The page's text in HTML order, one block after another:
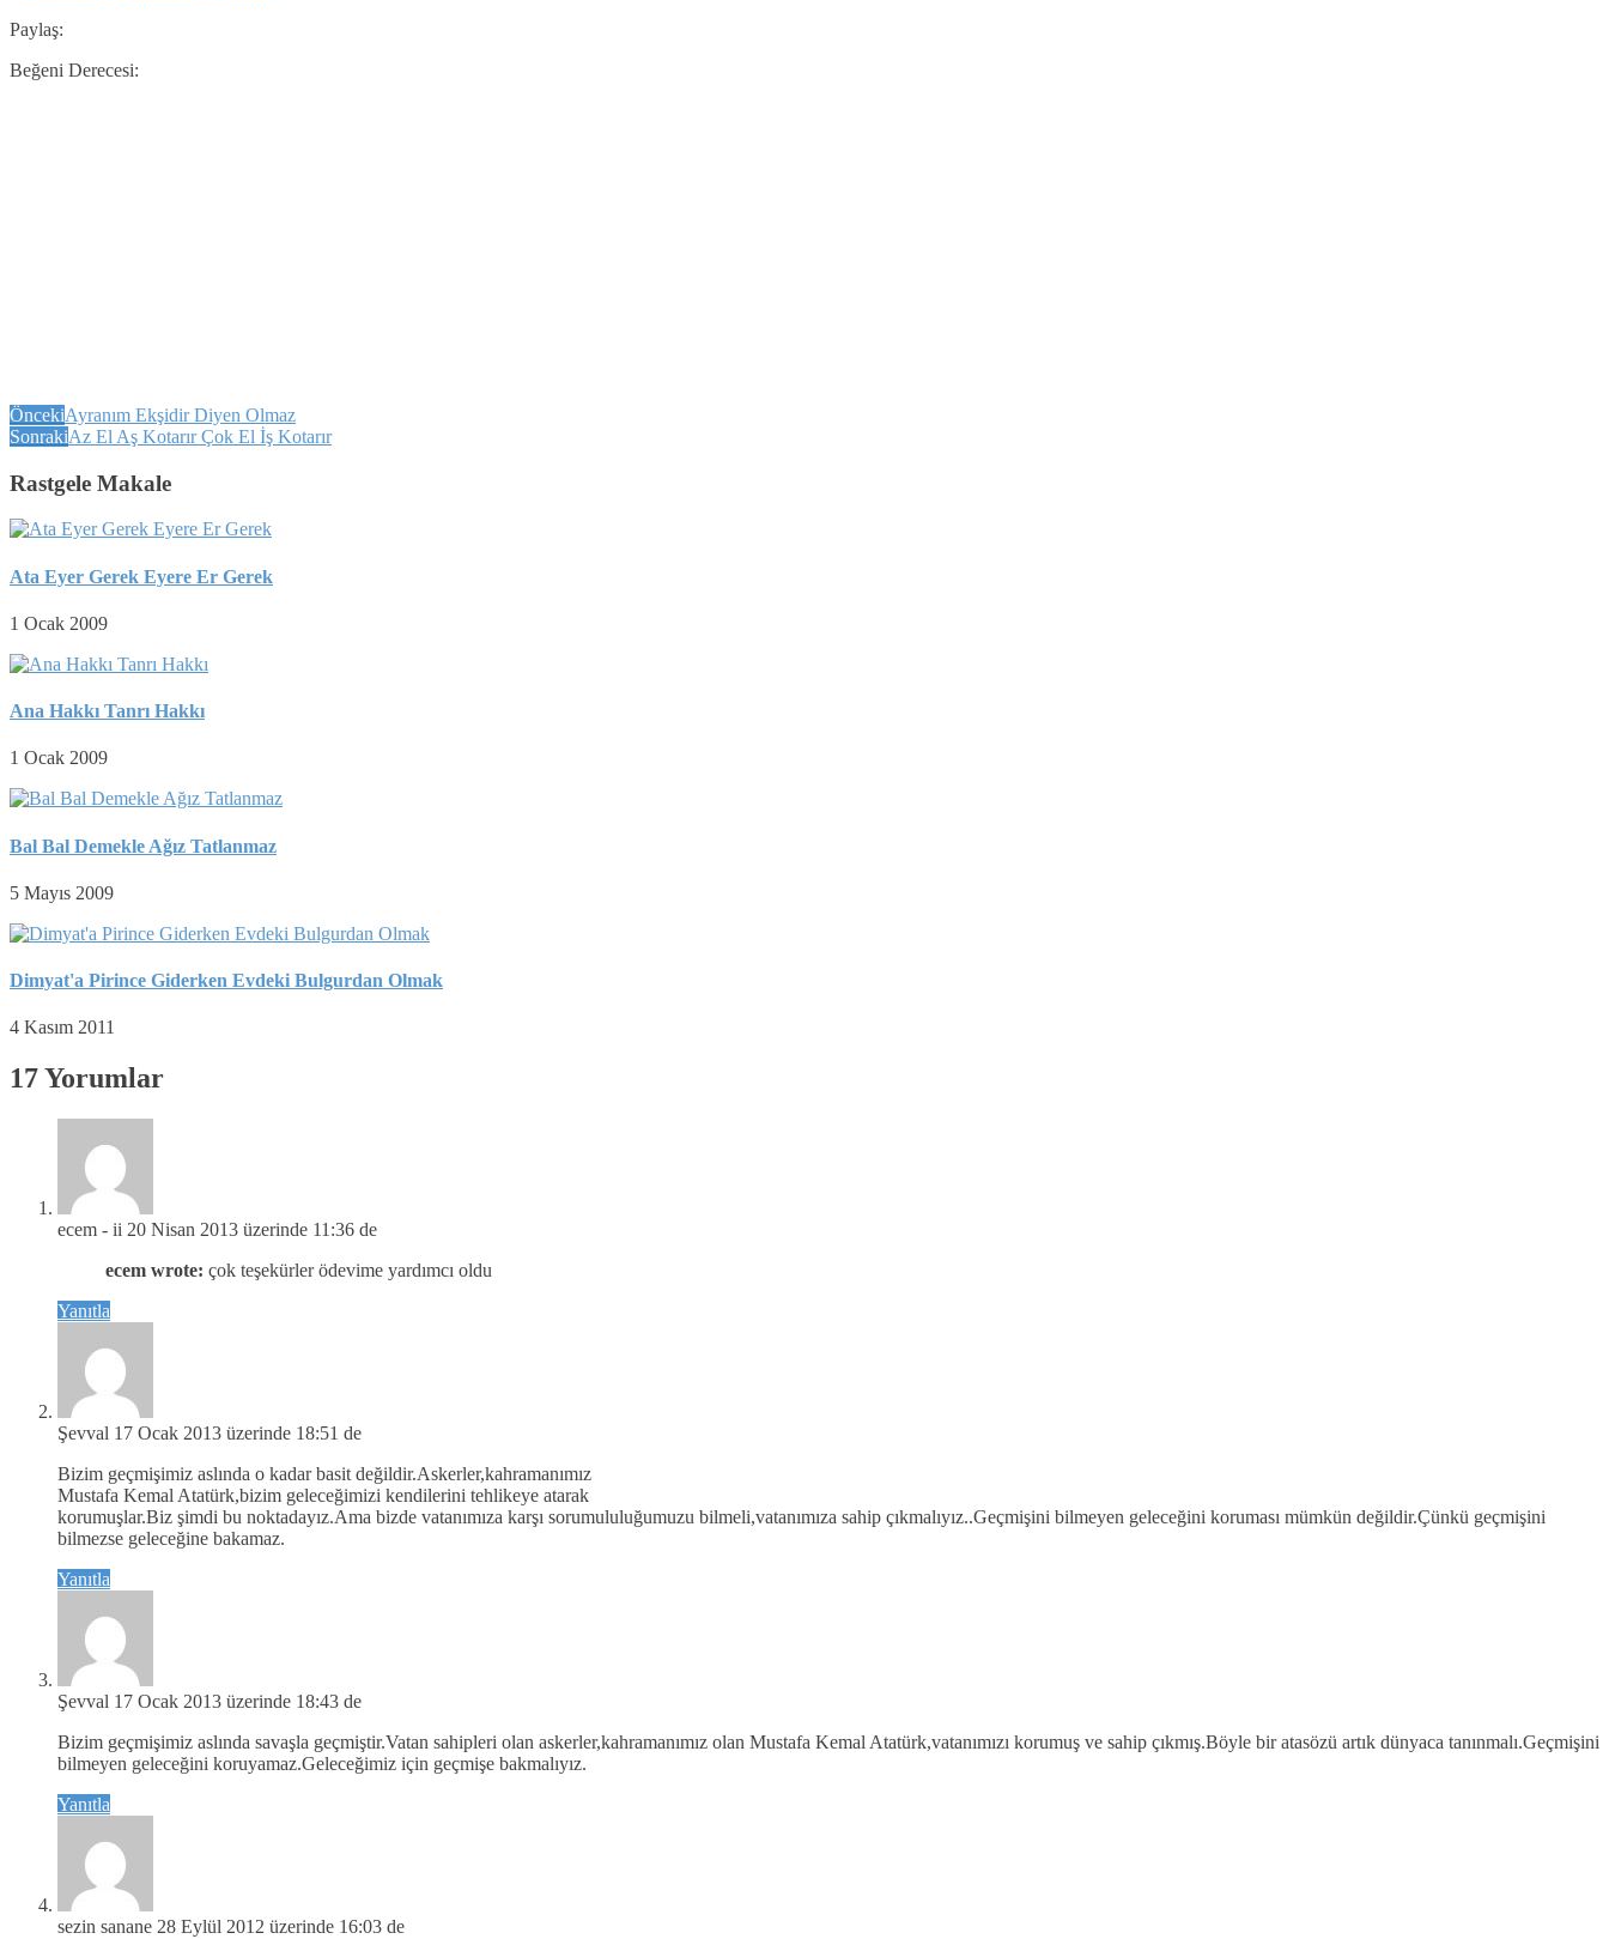
Paylaş:
Beğeni Derecesi:
ÖncekiAyranım Ekşidir Diyen Olmaz
SonrakiAz El Aş Kotarır Çok El İş Kotarır
Rastgele Makale
Ata Eyer Gerek Eyere Er Gerek
1 Ocak 2009
Ana Hakkı Tanrı Hakkı
1 Ocak 2009
Bal Bal Demekle Ağız Tatlanmaz
5 Mayıs 2009
Dimyat'a Pirince Giderken Evdeki Bulgurdan Olmak
4 Kasım 2011
17 Yorumlar
ecem - ii 20 Nisan 2013 üzerinde 11:36 de
ecem wrote: çok teşekürler ödevime yardımcı oldu
Yanıtla
Şevval 17 Ocak 2013 üzerinde 18:51 de
Bizim geçmişimiz aslında o kadar basit değildir.Askerler,kahramanımız
Mustafa Kemal Atatürk,bizim geleceğimizi kendilerini tehlikeye atarak
korumuşlar.Biz şimdi bu noktadayız.Ama bizde vatanımıza karşı sorumululuğumuzu bilmeli,vatanımıza sahip çıkmalıyız..Geçmişini bilmeyen geleceğini koruması mümkün değildir.Çünkü geçmişini
bilmezse geleceğine bakamaz.
Yanıtla
Şevval 17 Ocak 2013 üzerinde 18:43 de
Bizim geçmişimiz aslında savaşla geçmiştir.Vatan sahipleri olan askerler,kahramanımız olan Mustafa Kemal Atatürk,vatanımızı korumuş ve sahip çıkmış.Böyle bir atasözü artık dünyaca tanınmalı.Geçmişini
bilmeyen geleceğini koruyamaz.Geleceğimiz için geçmişe bakmalıyız.
Yanıtla
sezin sanane 28 Eylül 2012 üzerinde 16:03 de